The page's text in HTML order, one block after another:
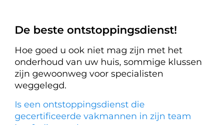
De beste ontstoppingsdienst!
Hoe goed u ook niet mag zijn met het
onderhoud van uw huis, sommige klussen
zijn gewoonweg voor specialisten
weggelegd.
Is een ontstoppingsdienst die
gecertificeerde vakmannen in zijn team